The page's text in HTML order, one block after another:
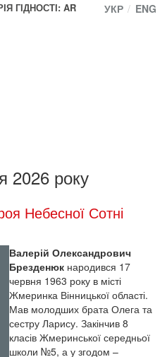
ГІДНОСТІ: AR
УКР ENG
2026 року
Небесної Сотні
Валерій Олександрович
Брезденюк народився 17
червня 1963 року в місті
Жмеринка Вінницької області.
Мав молодших брата Олега та
сестру Ларису. Закінчив 8
класів Жмеринської середньої
школи №5, а у згодом –